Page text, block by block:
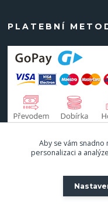
PLATEBNÍ
Aby se vám
personalizaci a